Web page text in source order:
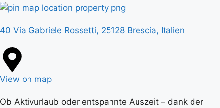
40 Via Gabriele Rossetti, 25128 Brescia, Italien
View on map
Ob Aktivurlaub oder entspannte Auszeit – dank der